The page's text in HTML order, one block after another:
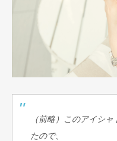
（前略）このアイシ
たので、